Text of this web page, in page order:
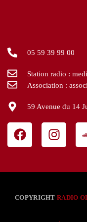
05 59 39 99 00
Station radio :
Association :
59 Avenue du 14
COPYRIGHTRADIO